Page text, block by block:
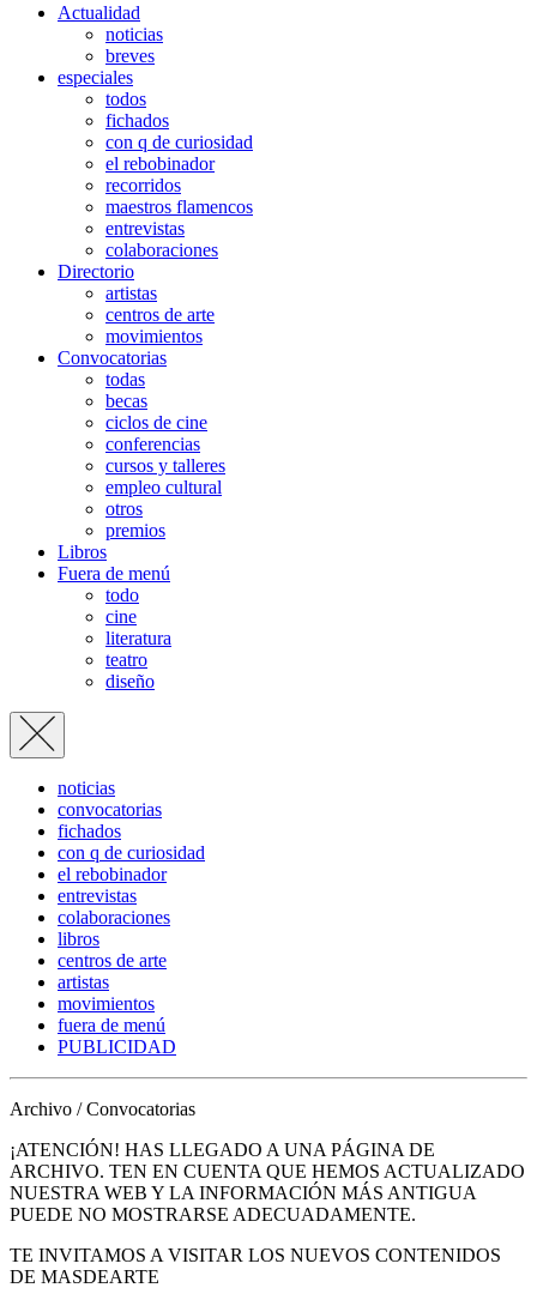
Actualidad
noticias
breves
especiales
todos
fichados
con q de curiosidad
el rebobinador
recorridos
maestros flamencos
entrevistas
colaboraciones
Directorio
artistas
centros de arte
movimientos
Convocatorias
todas
becas
ciclos de cine
conferencias
cursos y talleres
empleo cultural
otros
premios
Libros
Fuera de menú
todo
cine
literatura
teatro
diseño
noticias
convocatorias
fichados
con q de curiosidad
el rebobinador
entrevistas
colaboraciones
libros
centros de arte
artistas
movimientos
fuera de menú
PUBLICIDAD
Archivo / Convocatorias
¡ATENCIÓN! HAS LLEGADO A UNA PÁGINA DE
ARCHIVO. TEN EN CUENTA QUE HEMOS ACTUALIZADO
NUESTRA WEB Y LA INFORMACIÓN MÁS ANTIGUA
PUEDE NO MOSTRARSE ADECUADAMENTE.
TE INVITAMOS A VISITAR LOS NUEVOS CONTENIDOS
DE MASDEARTE